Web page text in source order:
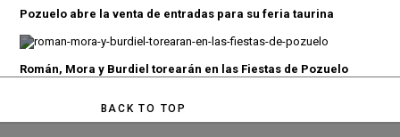
Pozuelo abre la venta de entradas para su feria taurina
Román, Mora y Burdiel torearán en las Fiestas de Pozuelo
BACK TO TOP